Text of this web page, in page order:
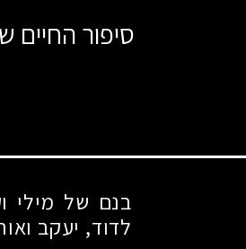
סיפור
לדוד, יעקב